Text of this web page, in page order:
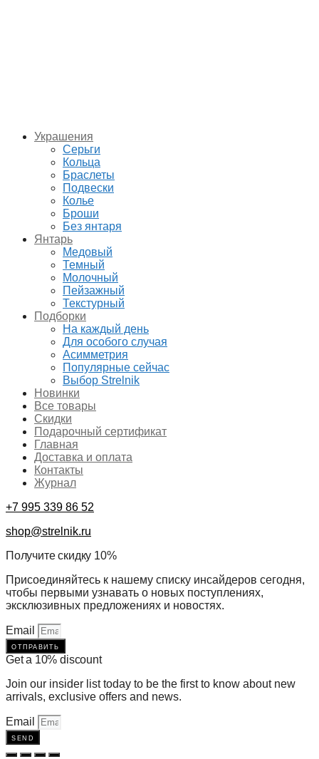
Украшения
Серьги
Кольца
Браслеты
Подвески
Колье
Броши
Без янтаря
Янтарь
Медовый
Темный
Молочный
Пейзажный
Текстурный
Подборки
На каждый день
Для особого случая
Асимметрия
Популярные сейчас
Выбор Strelnik
Новинки
Все товары
Скидки
Подарочный сертификат
Главная
Доставка и оплата
Контакты
Журнал
+7 995 339 86 52
shop@strelnik.ru
Получите скидку 10%
Присоединяйтесь к нашему списку инсайдеров сегодня,
чтобы первыми узнавать о новых поступлениях,
эксклюзивных предложениях и новостях.
Email
отправить
Get a 10% discount
Join our insider list today to be the first to know about new
arrivals, exclusive offers and news.
Email
send